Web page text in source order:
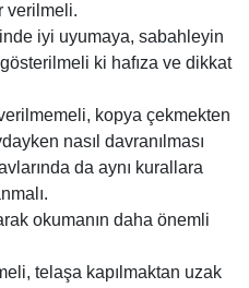
verilmeli.
iyi uyumaya, sabahleyin
ki hafıza ve dikkat
kopya çekmekten
nasıl davranılması
da aynı kurallara
okumanın daha önemli
telaşa kapılmaktan uzak